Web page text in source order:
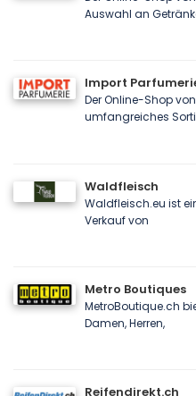
Auswahl an
Import
Der Online-Shop
umfangreiches
Waldfleisch
Waldfleisch.eu ist
Verkauf von
Metro Boutiques
MetroBoutique.ch
Damen, Herren,
Reifendirekt.ch